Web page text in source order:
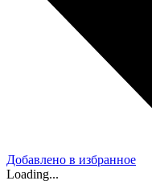
Добавлено в избранное
Loading...